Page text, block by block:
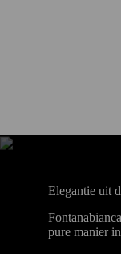
Elegantie uit
pure manier